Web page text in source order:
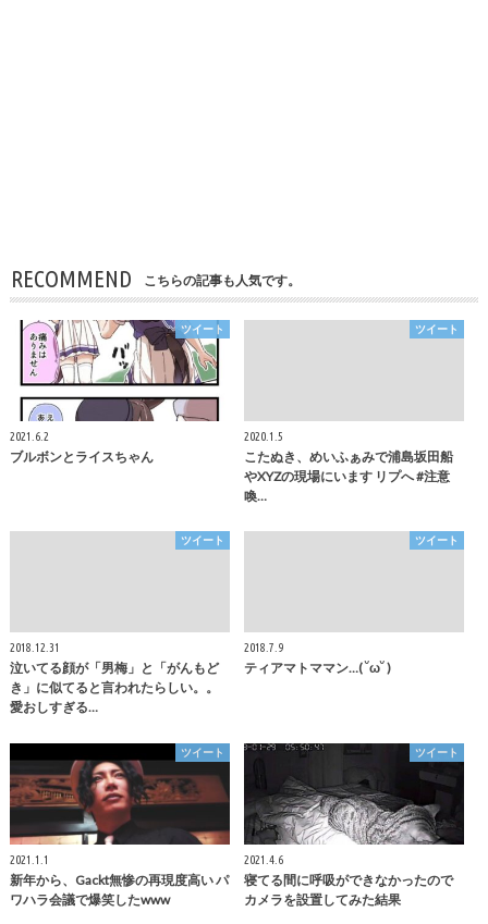
RECOMMEND こちらの記事も人気です。
ツイート
2021.6.2
ブルボンとライスちゃん
ツイート
2020.1.5
こたぬき、めいふぁみで浦島坂田船
やXYZの現場にいます リプへ #注意
喚…
ツイート
2018.12.31
泣いてる顔が「男梅」と「がんもど
き」に似てると言われたらしい。。
愛おしすぎる…
ツイート
2018.7.9
ティアマトママン…( ˘ω˘ )
ツイート
2021.1.1
新年から、Gackt無惨の再現度高い パ
ワハラ会議で爆笑したwww
ツイート
2021.4.6
寝てる間に呼吸ができなかったので
カメラを設置してみた結果